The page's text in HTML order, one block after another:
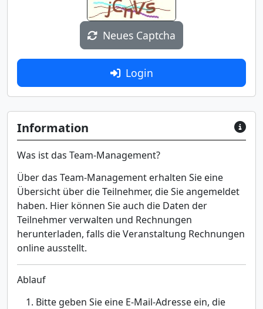
Neues Captcha
Login
Information
Was ist das Team-Management?
Über das Team-Management erhalten Sie eine
Übersicht über die Teilnehmer, die Sie angemeldet
haben. Hier können Sie auch die Daten der
Teilnehmer verwalten und Rechnungen
herunterladen, falls die Veranstaltung Rechnungen
online ausstellt.
Ablauf
Bitte geben Sie eine E-Mail-Adresse ein, die